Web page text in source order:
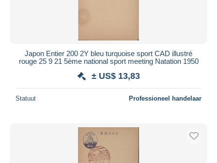
Japon Entier 200 2Y bleu turquoise sport CAD illustré
rouge 25 9 21 5ème national sport meeting Natation 1950
± US$ 13,83
Statuut Professioneel handelaar